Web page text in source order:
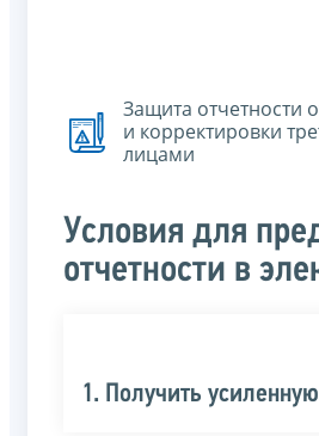
Защита отчетности
и корректировки
лицами
Условия для
отчетности в
1. Получить